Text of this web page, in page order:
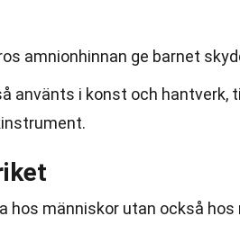
amnionhinnan ge barnet
använts i konst och
hos människor utan också hos